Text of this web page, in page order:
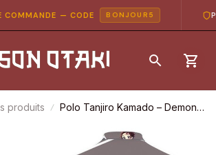
— CODE BONJOUR5
produits
Polo Tanjiro Kamado – Demon